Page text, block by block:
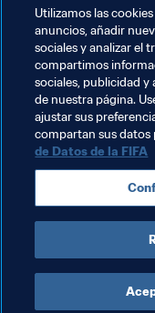
quizás su
destacada. Fue un
de provocar que el
tirarla al centro de
puntería y su
Subasic se las
disparo.
,
Utilizamos las
anuncios, añadir
sociales y analizar el
compartimos
sociales, publicidad y
de nuestra página.
ajustar sus
compartan sus datos
de Datos de la FIFA